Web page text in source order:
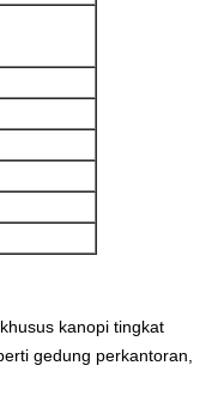
kanopi tingkat
gedung perkantoran,